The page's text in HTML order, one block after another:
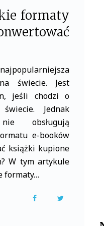
formaty
świecie. Jest
jeśli chodzi o
Jednak
obsługują
e-booków
książki kupione
W tym artykule
formaty…
F